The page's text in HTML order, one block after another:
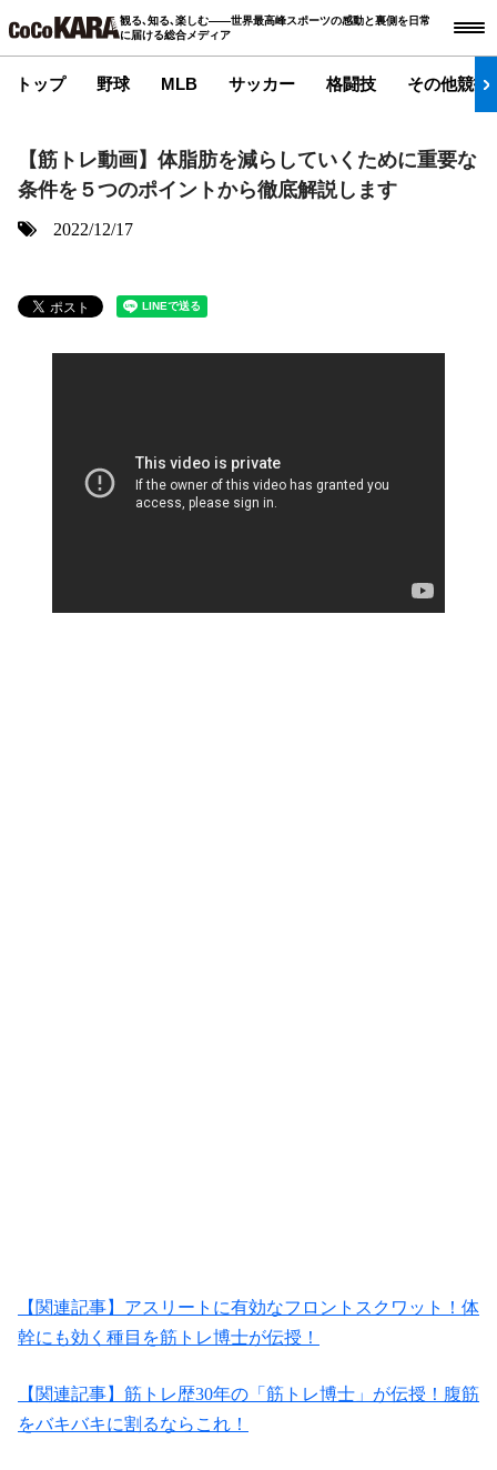
観る､知る､楽しむ――世界最高峰スポーツの感動と裏側を日常
に届ける総合メディア
トップ 野球 MLB サッカー 格闘技 その他競技
【筋トレ動画】体脂肪を減らしていくために重要な
条件を５つのポイントから徹底解説します
2022/12/17
【関連記事】アスリートに有効なフロントスクワット！体
幹にも効く種目を筋トレ博士が伝授！
【関連記事】筋トレ歴30年の「筋トレ博士」が伝授！腹筋
をバキバキに割るならこれ！